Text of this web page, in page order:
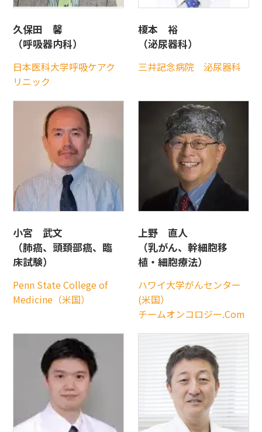
久保田 馨
（呼吸器内科）
日本医科大学呼吸ケアク
リニック
榎本 裕
（泌尿器科）
三井記念病院 泌尿器科
小宮 武文
（肺癌、頭頚部癌、臨
床試験）
Penn State College of
Medicine（米国）
上野 直人
（乳がん、幹細胞移
植・細胞療法）
ハワイ大学がんセンター
(米国）
チームオンコロジー.Com